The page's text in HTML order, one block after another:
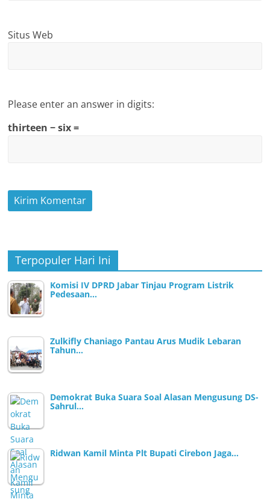
Situs Web
Please enter an answer in digits:
thirteen − six =
Terpopuler Hari Ini
Komisi IV DPRD Jabar Tinjau Program Listrik
Pedesaan…
Zulkifly Chaniago Pantau Arus Mudik Lebaran
Tahun…
Demokrat Buka Suara Soal Alasan Mengusung DS-
Sahrul…
Ridwan Kamil Minta Plt Bupati Cirebon Jaga…